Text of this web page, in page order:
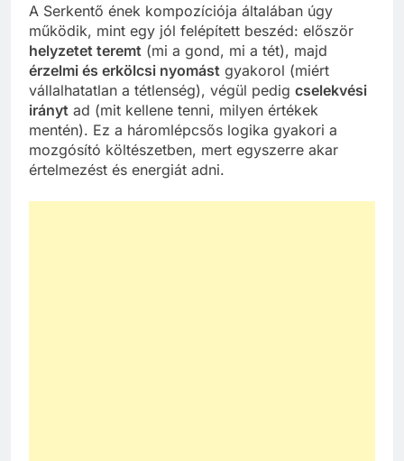
A Serkentő ének kompozíciója általában úgy
működik, mint egy jól felépített beszéd: először
helyzetet teremt (mi a gond, mi a tét), majd
érzelmi és erkölcsi nyomást gyakorol (miért
vállalhatatlan a tétlenség), végül pedig cselekvési
irányt ad (mit kellene tenni, milyen értékek
mentén). Ez a háromlépcsős logika gyakori a
mozgósító költészetben, mert egyszerre akar
értelmezést és energiát adni.